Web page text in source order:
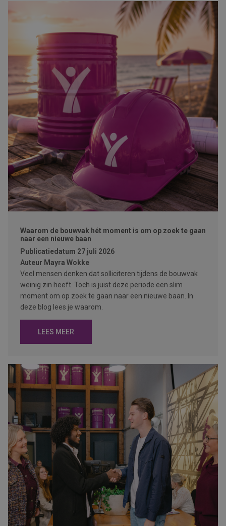
Waarom de bouwvak hét moment is om op zoek te gaan
naar een nieuwe baan
Publicatiedatum 27 juli 2026
Auteur Mayra Wokke
Veel mensen denken dat solliciteren tijdens de bouwvak
weinig zin heeft. Toch is juist deze periode een slim
moment om op zoek te gaan naar een nieuwe baan. In
deze blog lees je waarom.
LEES MEER